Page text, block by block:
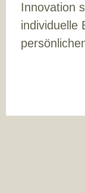
Innovation
individuelle